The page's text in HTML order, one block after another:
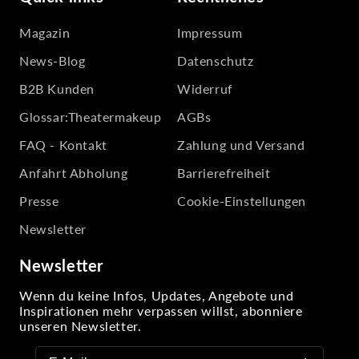
Magazin
News-Blog
B2B Kunden
Glossar:Theatermakeup
FAQ - Kontakt
Anfahrt Abholung
Presse
Newsletter
Impressum
Datenschutz
Widerruf
AGBs
Zahlung und Versand
Barrierefreiheit
Cookie-Einstellungen
Newsletter
Wenn du keine Infos, Updates, Angebote und
Inspirationen mehr verpassen willst, abonniere
unseren Newsletter.